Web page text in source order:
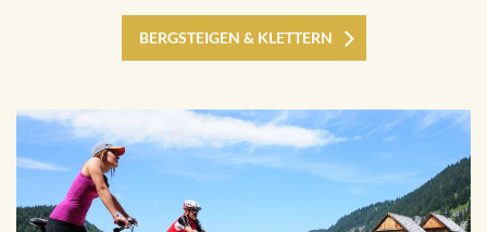
BERGSTEIGEN & KLETTERN